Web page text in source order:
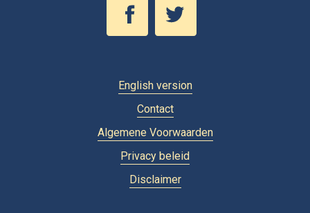
English version
Contact
Algemene Voorwaarden
Privacy beleid
Disclaimer